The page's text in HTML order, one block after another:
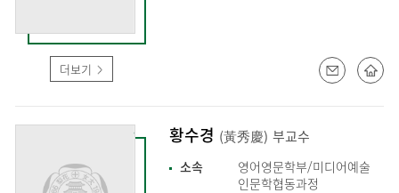
더보기
황수경 (黃秀慶) 부교수
소속
영어영문학부/미디어예술
인문학협동과정